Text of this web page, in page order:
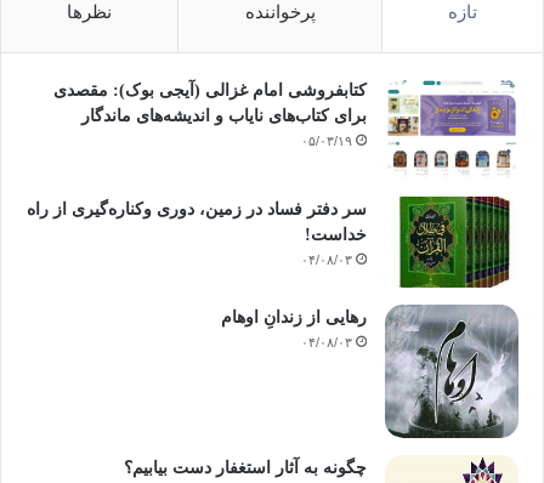
تازه پرخواننده نظرها
کتابفروشی امام غزالی (آیجی بوک): مقصدی
برای کتاب‌های نایاب و اندیشه‌های ماندگار
۰۵/۰۳/۱۹
سر دفتر فساد در زمین‌، دوری وکناره‌گیری از راه
خداست‌!
۰۴/۰۸/۰۳
رهایی از زندانِ اوهام
۰۴/۰۸/۰۳
چگونه به آثار استغفار دست بیابیم؟